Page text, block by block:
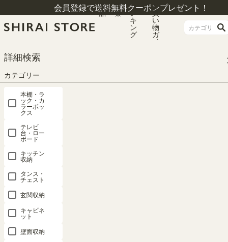
会員登録で送料無料クーポンプレゼント！
商
品
特
集
ラ
ン
キ
ン
グ
お
買
い
物
ガ
イ
詳細検索
カテゴリー
本棚・ラ
ック・カ
ラーボッ
クス
テレビ
台・ロー
ボード
キッチン
収納
タンス・
チェスト
玄関収納
キャビネ
ット
壁面収納
HOME カテゴリー
フリーラック 幅110cm 高さ114cm ナチュラルブラウン 全棚可動 本棚 シェル
フ セパルテック SEP-1111NA